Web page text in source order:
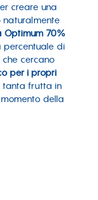
creare una
Optimum 70%
di
che cercano
per i propri
tanta frutta in
della